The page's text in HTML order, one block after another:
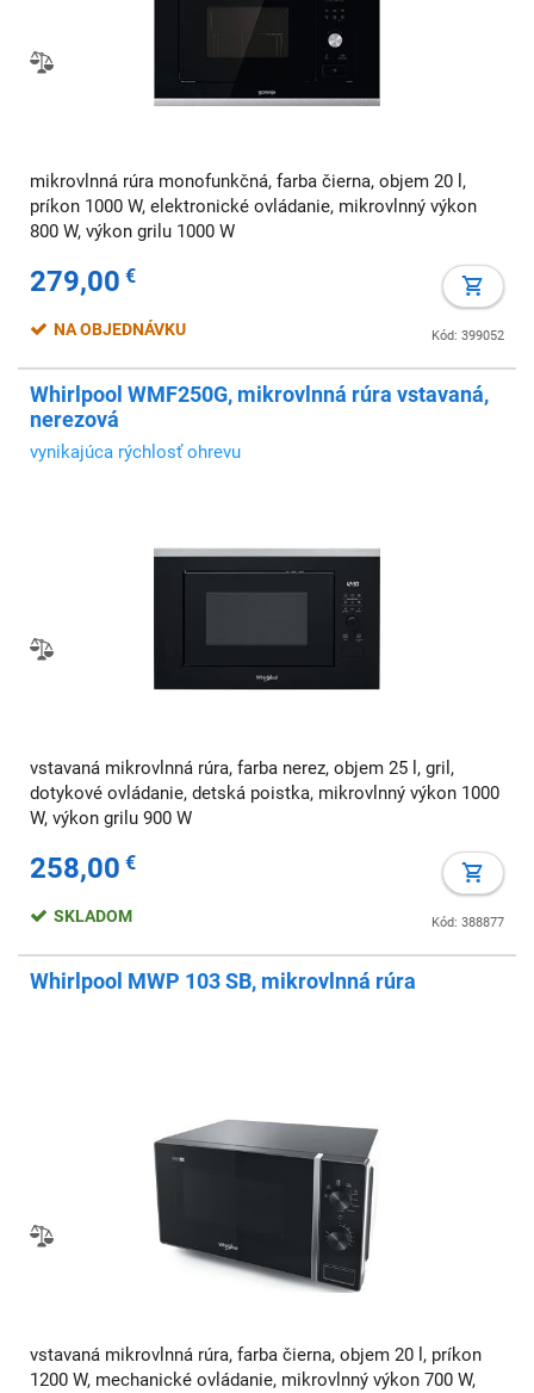
mikrovlnná rúra monofunkčná, farba čierna, objem 20 l,
príkon 1000 W, elektronické ovládanie, mikrovlnný výkon
800 W, výkon grilu 1000 W
279,00 €
Kód: 399052
NA OBJEDNÁVKU
Whirlpool WMF250G, mikrovlnná rúra vstavaná,
nerezová
vynikajúca rýchlosť ohrevu
vstavaná mikrovlnná rúra, farba nerez, objem 25 l, gril,
dotykové ovládanie, detská poistka, mikrovlnný výkon 1000
W, výkon grilu 900 W
258,00 €
Kód: 388877
SKLADOM
Whirlpool MWP 103 SB, mikrovlnná rúra
vstavaná mikrovlnná rúra, farba čierna, objem 20 l, príkon
1200 W, mechanické ovládanie, mikrovlnný výkon 700 W,